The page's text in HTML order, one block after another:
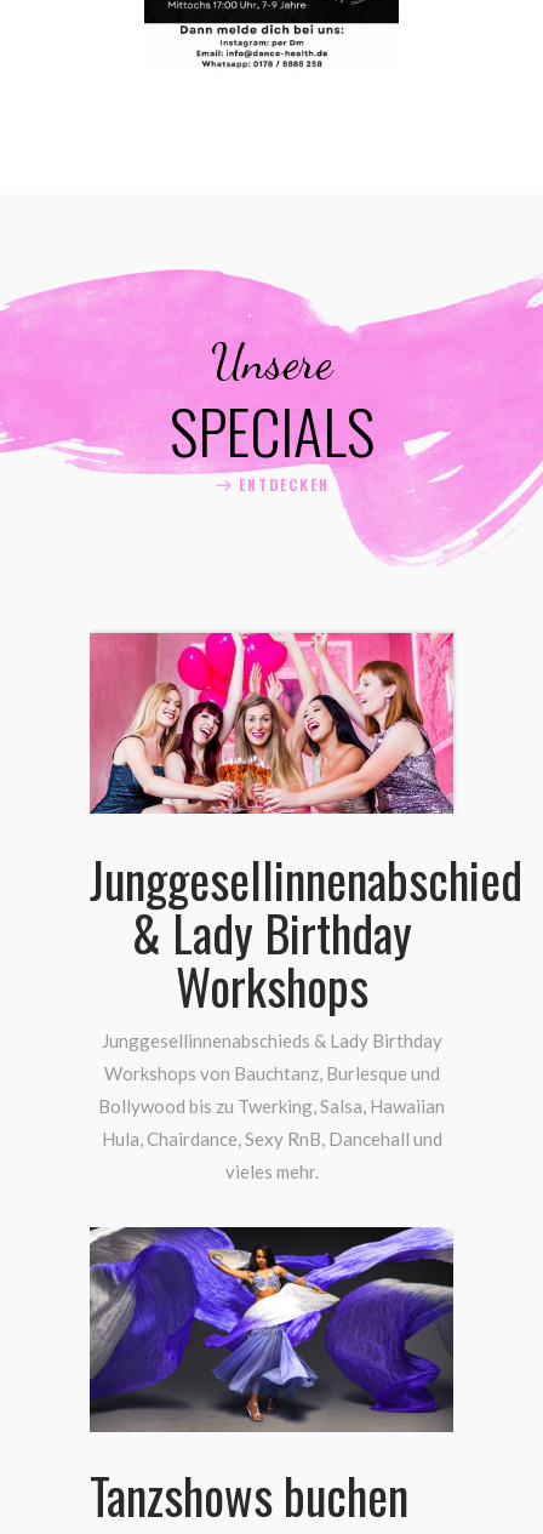
Unsere
SPECIALS
ENTDECKEN
Junggesellinnenabschied
& Lady Birthday
Workshops
Junggesellinnenabschieds & Lady Birthday
Workshops von Bauchtanz, Burlesque und
Bollywood bis zu Twerking, Salsa, Hawaiian
Hula, Chairdance, Sexy RnB, Dancehall und
vieles mehr.
Tanzshows buchen